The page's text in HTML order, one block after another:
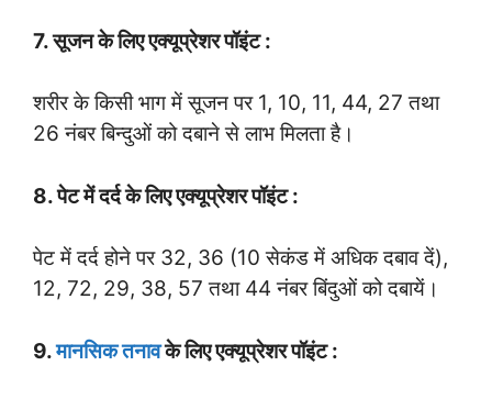
7. सूजन के लिए एक्यूप्रेशर पॉइंट :
शरीर के किसी भाग में सूजन पर 1, 10, 11, 44, 27 तथा
26 नंबर बिन्दुओं को दबाने से लाभ मिलता है।
8. पेट में दर्द के लिए एक्यूप्रेशर पॉइंट :
पेट में दर्द होने पर 32, 36 (10 सेकंड में अधिक दबाव दें),
12, 72, 29, 38, 57 तथा 44 नंबर बिंदुओं को दबायें।
9.मानसिक तनावके लिए एक्यूप्रेशर पॉइंट :